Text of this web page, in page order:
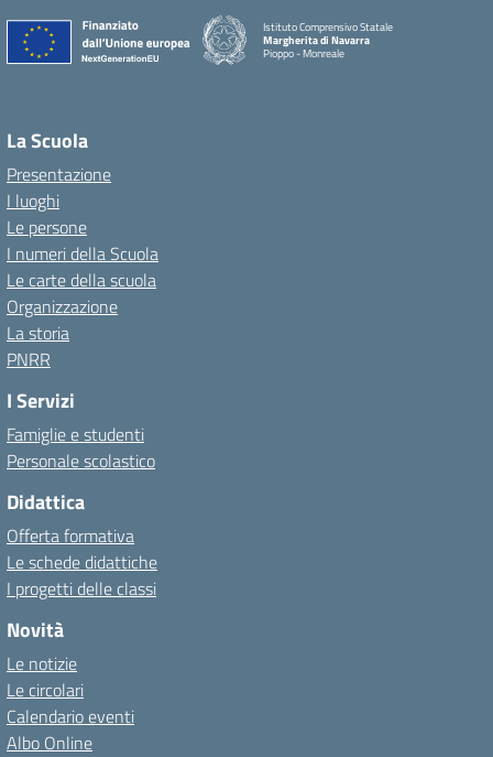
Istituto Comprensivo Statale
Margherita di Navarra
Pioppo - Monreale
La Scuola
Presentazione
I luoghi
Le persone
I numeri della Scuola
Le carte della scuola
Organizzazione
La storia
PNRR
I Servizi
Famiglie e studenti
Personale scolastico
Didattica
Offerta formativa
Le schede didattiche
I progetti delle classi
Novità
Le notizie
Le circolari
Calendario eventi
Albo Online